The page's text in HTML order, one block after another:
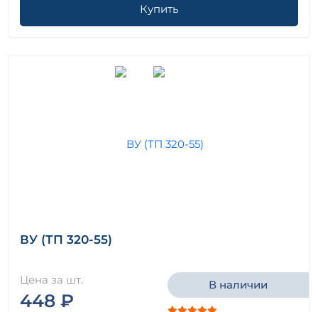
Купить
ВУ (ТП 320-55)
Цена за шт.
448 ₽
В наличии